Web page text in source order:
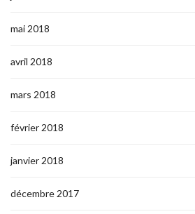
mai 2018
avril 2018
mars 2018
février 2018
janvier 2018
décembre 2017